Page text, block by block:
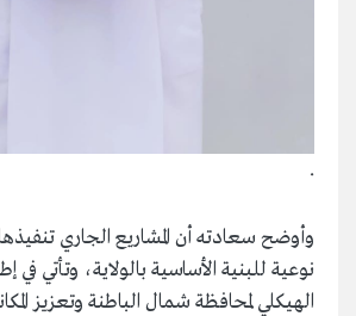
.
وأوضح سعادته أن المشاريع الجاري
نوعية للبنية الأساسية بالولاية، وتأتي في
الهيكلي لمحافظة شمال الباطنة وتعزيز